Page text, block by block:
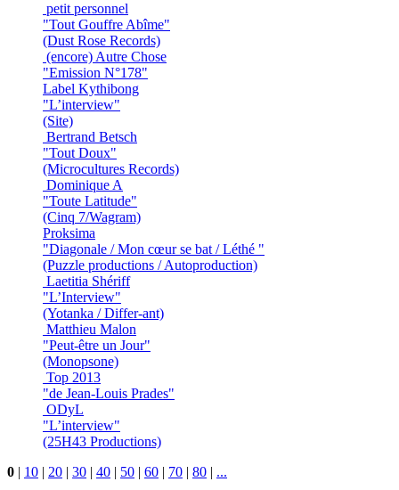
petit personnel
"Tout Gouffre Abîme"
(Dust Rose Records)
(encore) Autre Chose
"Emission N°178"
Label Kythibong
"L’interview"
(Site)
Bertrand Betsch
"Tout Doux"
(Microcultures Records)
Dominique A
"Toute Latitude"
(Cinq 7/Wagram)
Proksima
"Diagonale / Mon cœur se bat / Léthé "
(Puzzle productions / Autoproduction)
Laetitia Shériff
"L’Interview"
(Yotanka / Differ-ant)
Matthieu Malon
"Peut-être un Jour"
(Monopsone)
Top 2013
"de Jean-Louis Prades"
ODyL
"L’interview"
(25H43 Productions)
0 | 10 | 20 | 30 | 40 | 50 | 60 | 70 | 80 | ...